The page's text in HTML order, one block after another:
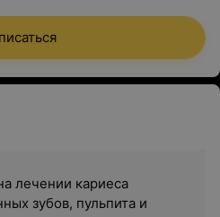
лечении кариеса
зубов, пульпита и